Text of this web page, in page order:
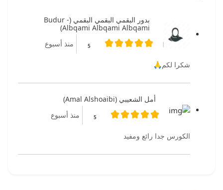
بدور البقمي البقمي البقمي (Budur -
Albqami Albqami Albqami)
5 منذ أسبوع
شكرا لكم🙏
أمل الشعيبي (Amal Alshoaibi)
5 منذ أسبوع
الكورس جدا رائع ومفيد